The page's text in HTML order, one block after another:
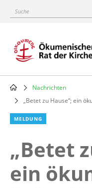
content
Suche
Main
navigation
Nachrichten
„Betet zu Hause“; ein
MELDUNG
„Betet
ein